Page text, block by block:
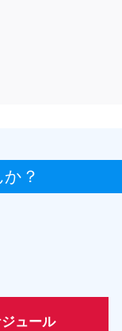
？
ュール